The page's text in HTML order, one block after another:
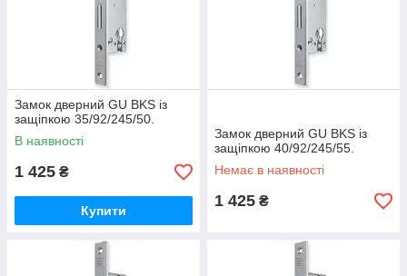
Замок дверний GU BKS із
защіпкою 35/92/245/50.
В наявності
1 425 ₴
Купити
Замок дверний GU BKS із
защіпкою 40/92/245/55.
Немає в наявності
1 425 ₴